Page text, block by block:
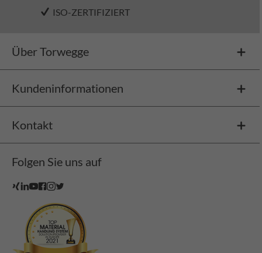
ISO-ZERTIFIZIERT
Über Torwegge
Kundeninformationen
Kontakt
Folgen Sie uns auf